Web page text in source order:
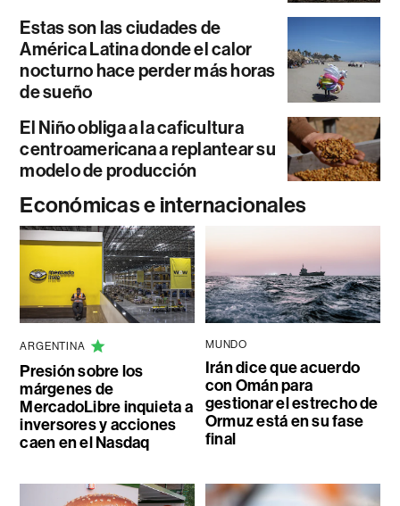
Estas son las ciudades de
América Latina donde el calor
nocturno hace perder más horas
de sueño
El Niño obliga a la caficultura
centroamericana a replantear su
modelo de producción
Económicas e internacionales
ARGENTINA
Presión sobre los
márgenes de
MercadoLibre inquieta a
inversores y acciones
caen en el Nasdaq
MUNDO
Irán dice que acuerdo
con Omán para
gestionar el estrecho de
Ormuz está en su fase
final